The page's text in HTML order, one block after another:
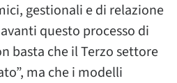
gestionali e di relazione
questo processo di
basta che il Terzo settore
ma che i modelli